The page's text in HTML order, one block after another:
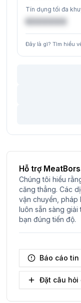
Tín dụng tối đa
€XXXXXX
Đây là gì? Tìm hiểu
Hỗ trợ
Chúng tôi hiểu
căng thẳng. Các
vận chuyển, pháp
luôn sẵn sàng
bạn đúng tiến độ.
Báo cáo tin
Đặt câu hỏi